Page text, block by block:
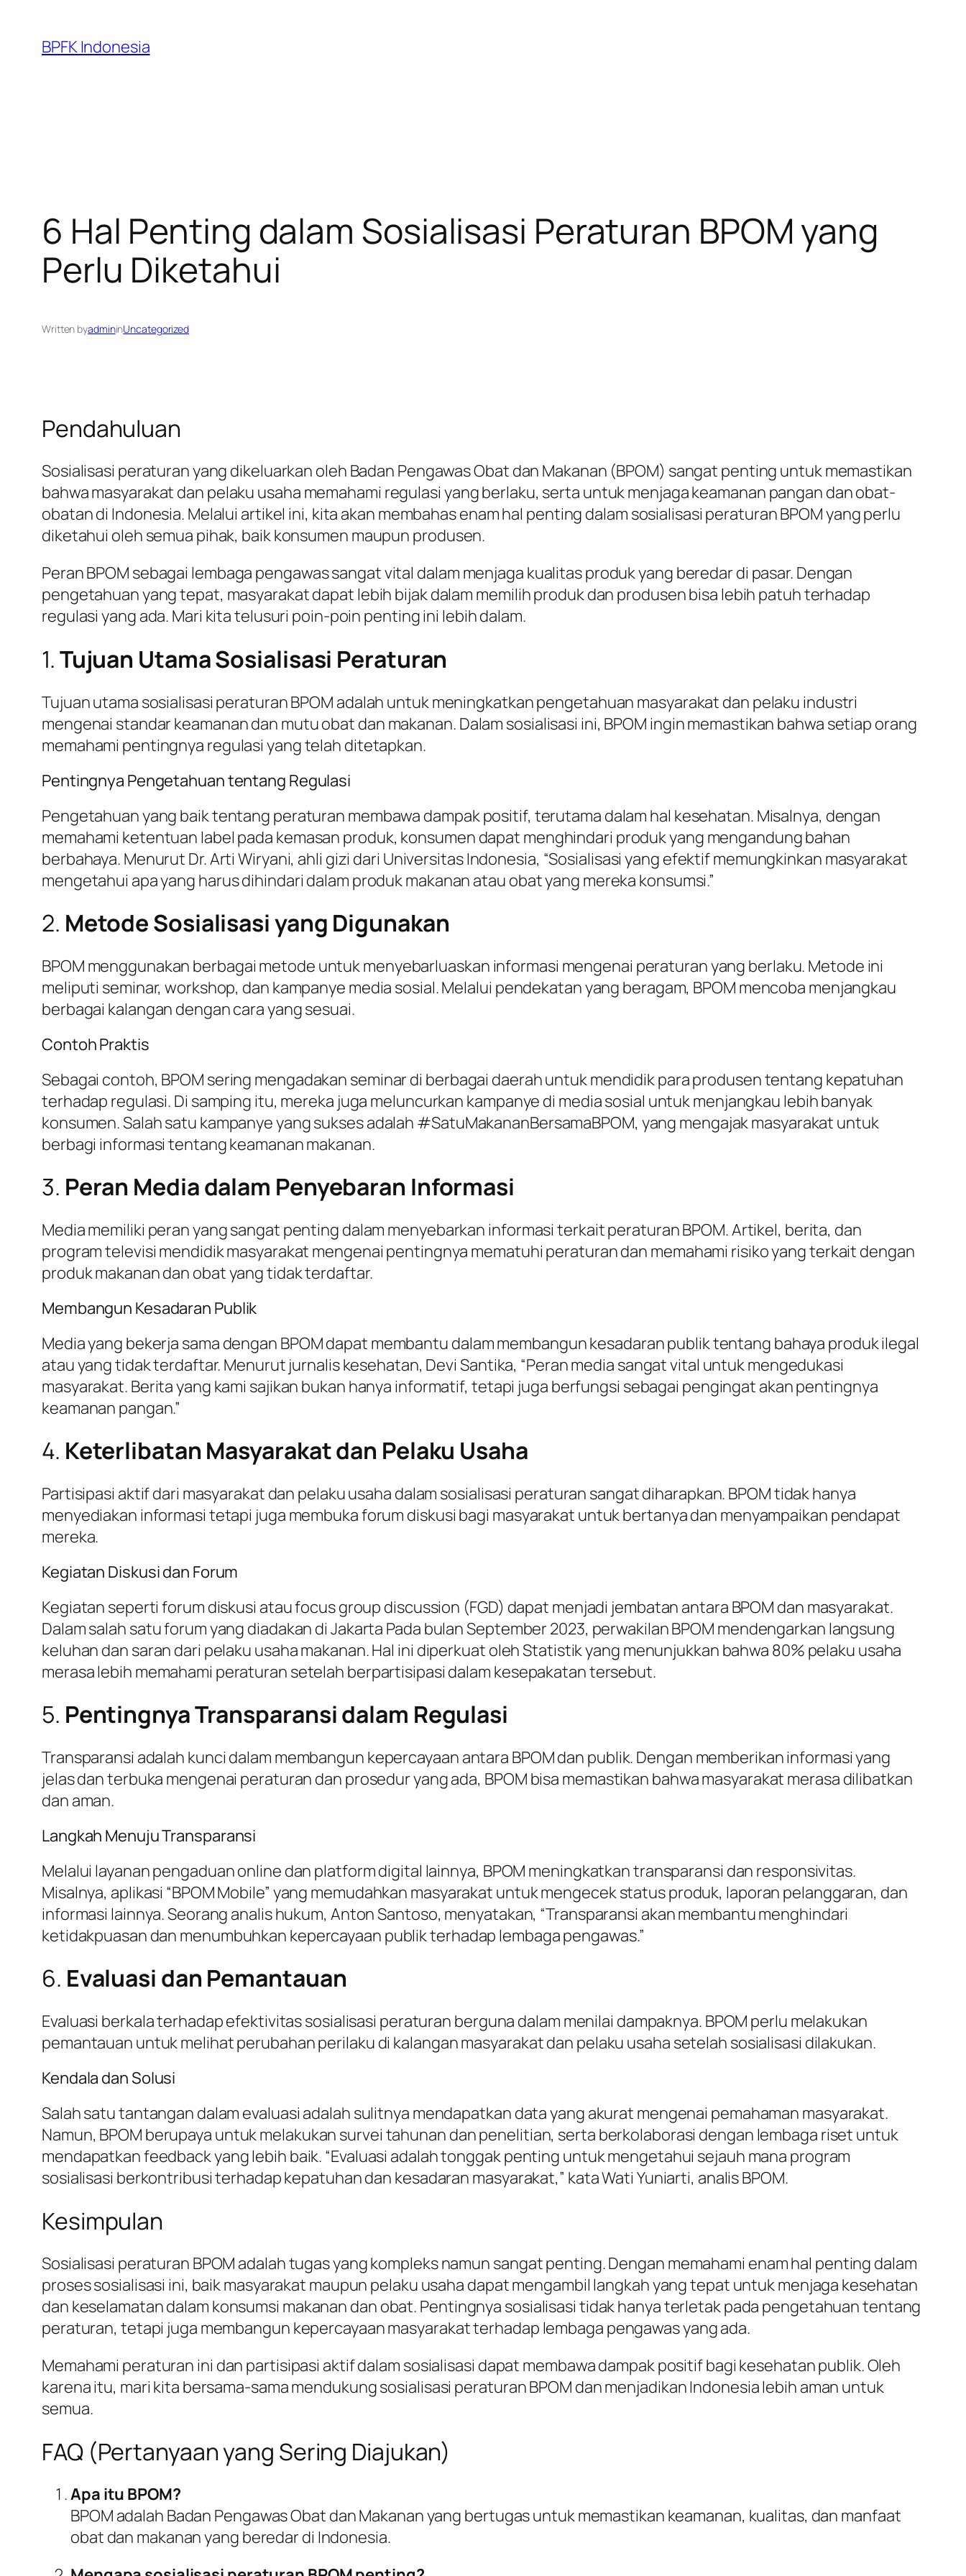
content
BPFK Indonesia
6 Hal Penting dalam Sosialisasi Peraturan BPOM yang
Perlu Diketahui
Written byadmininUncategorized
Pendahuluan
Sosialisasi peraturan yang dikeluarkan oleh Badan Pengawas Obat dan Makanan (BPOM) sangat penting untuk memastikan
bahwa masyarakat dan pelaku usaha memahami regulasi yang berlaku, serta untuk menjaga keamanan pangan dan obat-
obatan di Indonesia. Melalui artikel ini, kita akan membahas enam hal penting dalam sosialisasi peraturan BPOM yang perlu
diketahui oleh semua pihak, baik konsumen maupun produsen.
Peran BPOM sebagai lembaga pengawas sangat vital dalam menjaga kualitas produk yang beredar di pasar. Dengan
pengetahuan yang tepat, masyarakat dapat lebih bijak dalam memilih produk dan produsen bisa lebih patuh terhadap
regulasi yang ada. Mari kita telusuri poin-poin penting ini lebih dalam.
1.Tujuan Utama Sosialisasi Peraturan
Tujuan utama sosialisasi peraturan BPOM adalah untuk meningkatkan pengetahuan masyarakat dan pelaku industri
mengenai standar keamanan dan mutu obat dan makanan. Dalam sosialisasi ini, BPOM ingin memastikan bahwa setiap orang
memahami pentingnya regulasi yang telah ditetapkan.
Pentingnya Pengetahuan tentang Regulasi
Pengetahuan yang baik tentang peraturan membawa dampak positif, terutama dalam hal kesehatan. Misalnya, dengan
memahami ketentuan label pada kemasan produk, konsumen dapat menghindari produk yang mengandung bahan
berbahaya. Menurut Dr. Arti Wiryani, ahli gizi dari Universitas Indonesia, “Sosialisasi yang efektif memungkinkan masyarakat
mengetahui apa yang harus dihindari dalam produk makanan atau obat yang mereka konsumsi.”
2. Metode Sosialisasi yang Digunakan
BPOM menggunakan berbagai metode untuk menyebarluaskan informasi mengenai peraturan yang berlaku. Metode ini
meliputi seminar, workshop, dan kampanye media sosial. Melalui pendekatan yang beragam, BPOM mencoba menjangkau
berbagai kalangan dengan cara yang sesuai.
Contoh Praktis
Sebagai contoh, BPOM sering mengadakan seminar di berbagai daerah untuk mendidik para produsen tentang kepatuhan
terhadap regulasi. Di samping itu, mereka juga meluncurkan kampanye di media sosial untuk menjangkau lebih banyak
konsumen. Salah satu kampanye yang sukses adalah #SatuMakananBersamaBPOM, yang mengajak masyarakat untuk
berbagi informasi tentang keamanan makanan.
3. Peran Media dalam Penyebaran Informasi
Media memiliki peran yang sangat penting dalam menyebarkan informasi terkait peraturan BPOM. Artikel, berita, dan
program televisi mendidik masyarakat mengenai pentingnya mematuhi peraturan dan memahami risiko yang terkait dengan
produk makanan dan obat yang tidak terdaftar.
Membangun Kesadaran Publik
Media yang bekerja sama dengan BPOM dapat membantu dalam membangun kesadaran publik tentang bahaya produk ilegal
atau yang tidak terdaftar. Menurut jurnalis kesehatan, Devi Santika, “Peran media sangat vital untuk mengedukasi
masyarakat. Berita yang kami sajikan bukan hanya informatif, tetapi juga berfungsi sebagai pengingat akan pentingnya
keamanan pangan.”
4. Keterlibatan Masyarakat dan Pelaku Usaha
Partisipasi aktif dari masyarakat dan pelaku usaha dalam sosialisasi peraturan sangat diharapkan. BPOM tidak hanya
menyediakan informasi tetapi juga membuka forum diskusi bagi masyarakat untuk bertanya dan menyampaikan pendapat
mereka.
Kegiatan Diskusi dan Forum
Kegiatan seperti forum diskusi atau focus group discussion (FGD) dapat menjadi jembatan antara BPOM dan masyarakat.
Dalam salah satu forum yang diadakan di Jakarta Pada bulan September 2023, perwakilan BPOM mendengarkan langsung
keluhan dan saran dari pelaku usaha makanan. Hal ini diperkuat oleh Statistik yang menunjukkan bahwa 80% pelaku usaha
merasa lebih memahami peraturan setelah berpartisipasi dalam kesepakatan tersebut.
5. Pentingnya Transparansi dalam Regulasi
Transparansi adalah kunci dalam membangun kepercayaan antara BPOM dan publik. Dengan memberikan informasi yang
jelas dan terbuka mengenai peraturan dan prosedur yang ada, BPOM bisa memastikan bahwa masyarakat merasa dilibatkan
dan aman.
Langkah Menuju Transparansi
Melalui layanan pengaduan online dan platform digital lainnya, BPOM meningkatkan transparansi dan responsivitas.
Misalnya, aplikasi “BPOM Mobile” yang memudahkan masyarakat untuk mengecek status produk, laporan pelanggaran, dan
informasi lainnya. Seorang analis hukum, Anton Santoso, menyatakan, “Transparansi akan membantu menghindari
ketidakpuasan dan menumbuhkan kepercayaan publik terhadap lembaga pengawas.”
6. Evaluasi dan Pemantauan
Evaluasi berkala terhadap efektivitas sosialisasi peraturan berguna dalam menilai dampaknya. BPOM perlu melakukan
pemantauan untuk melihat perubahan perilaku di kalangan masyarakat dan pelaku usaha setelah sosialisasi dilakukan.
Kendala dan Solusi
Salah satu tantangan dalam evaluasi adalah sulitnya mendapatkan data yang akurat mengenai pemahaman masyarakat.
Namun, BPOM berupaya untuk melakukan survei tahunan dan penelitian, serta berkolaborasi dengan lembaga riset untuk
mendapatkan feedback yang lebih baik. “Evaluasi adalah tonggak penting untuk mengetahui sejauh mana program
sosialisasi berkontribusi terhadap kepatuhan dan kesadaran masyarakat,” kata Wati Yuniarti, analis BPOM.
Kesimpulan
Sosialisasi peraturan BPOM adalah tugas yang kompleks namun sangat penting. Dengan memahami enam hal penting dalam
proses sosialisasi ini, baik masyarakat maupun pelaku usaha dapat mengambil langkah yang tepat untuk menjaga kesehatan
dan keselamatan dalam konsumsi makanan dan obat. Pentingnya sosialisasi tidak hanya terletak pada pengetahuan tentang
peraturan, tetapi juga membangun kepercayaan masyarakat terhadap lembaga pengawas yang ada.
Memahami peraturan ini dan partisipasi aktif dalam sosialisasi dapat membawa dampak positif bagi kesehatan publik. Oleh
karena itu, mari kita bersama-sama mendukung sosialisasi peraturan BPOM dan menjadikan Indonesia lebih aman untuk
semua.
FAQ (Pertanyaan yang Sering Diajukan)
Apa itu BPOM?
BPOM adalah Badan Pengawas Obat dan Makanan yang bertugas untuk memastikan keamanan, kualitas, dan manfaat
obat dan makanan yang beredar di Indonesia.